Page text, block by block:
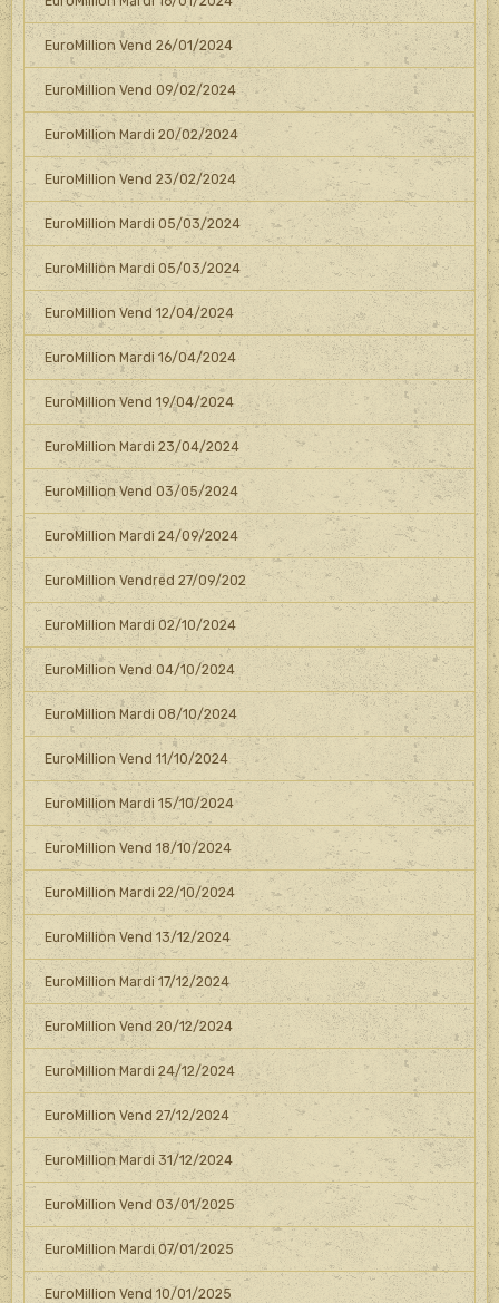
EuroMillion Vend 26/01/2024
EuroMillion Vend 09/02/2024
EuroMillion Mardi 20/02/2024
EuroMillion Vend 23/02/2024
EuroMillion Mardi 05/03/2024
EuroMillion Mardi 05/03/2024
EuroMillion Vend 12/04/2024
EuroMillion Mardi 16/04/2024
EuroMillion Vend 19/04/2024
EuroMillion Mardi 23/04/2024
EuroMillion Vend 03/05/2024
EuroMillion Mardi 24/09/2024
EuroMillion Vendred 27/09/202
EuroMillion Mardi 02/10/2024
EuroMillion Vend 04/10/2024
EuroMillion Mardi 08/10/2024
EuroMillion Vend 11/10/2024
EuroMillion Mardi 15/10/2024
EuroMillion Vend 18/10/2024
EuroMillion Mardi 22/10/2024
EuroMillion Vend 13/12/2024
EuroMillion Mardi 17/12/2024
EuroMillion Vend 20/12/2024
EuroMillion Mardi 24/12/2024
EuroMillion Vend 27/12/2024
EuroMillion Mardi 31/12/2024
EuroMillion Vend 03/01/2025
EuroMillion Mardi 07/01/2025
EuroMillion Vend 10/01/2025